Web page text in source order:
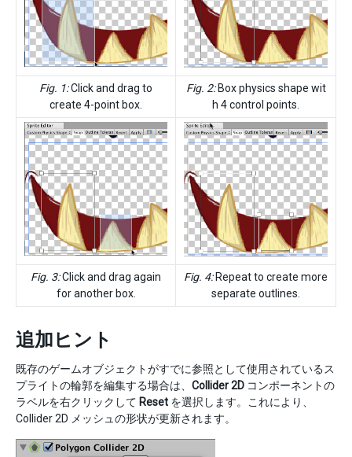
Fig. 1:Click and drag to
create 4-point box.
Fig. 2:Box physics shape wit
h 4 control points.
Fig. 3:Click and drag again
for another box.
Fig. 4:Repeat to create more
separate outlines.
追加ヒント
既存のゲームオブジェクトがすでに参照として使用されているス
プライトの輪郭を編集する場合は、 Collider 2D コンポーネントの
ラベルを右クリックして Reset を選択します。これにより、
Collider 2D メッシュの形状が更新されます。